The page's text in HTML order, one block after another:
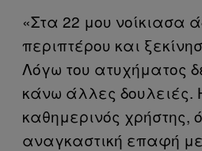
«Στα 22 μου νοίκιασα
περιπτέρου και
Λόγω του ατυχήματος
κάνω άλλες δουλειές.
καθημερινός χρήστης,
αναγκαστική επαφή